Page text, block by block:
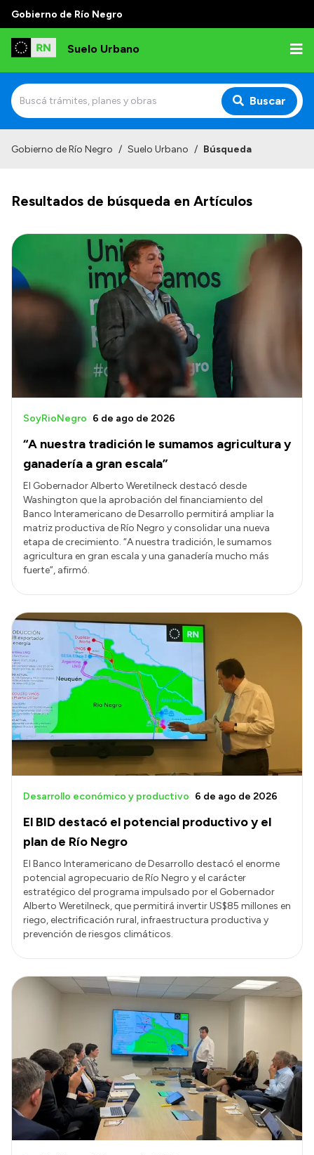
Gobierno de Río Negro
Suelo Urbano
Buscar
Gobierno de Río Negro / Suelo Urbano / Búsqueda
Resultados de búsqueda en Artículos
“A nuestra tradición le sumamos agricultura y
ganadería a gran escala”
SoyRioNegro 6 de ago de 2026
El Gobernador Alberto Weretilneck destacó desde
Washington que la aprobación del financiamiento del
Banco Interamericano de Desarrollo permitirá ampliar la
matriz productiva de Río Negro y consolidar una nueva
etapa de crecimiento. “A nuestra tradición, le sumamos
agricultura en gran escala y una ganadería mucho más
fuerte”, afirmó.
El BID destacó el potencial productivo y el
plan de Río Negro
Desarrollo económico y productivo 6 de ago de 2026
El Banco Interamericano de Desarrollo destacó el enorme
potencial agropecuario de Río Negro y el carácter
estratégico del programa impulsado por el Gobernador
Alberto Weretilneck, que permitirá invertir US$85 millones en
riego, electrificación rural, infraestructura productiva y
prevención de riesgos climáticos.